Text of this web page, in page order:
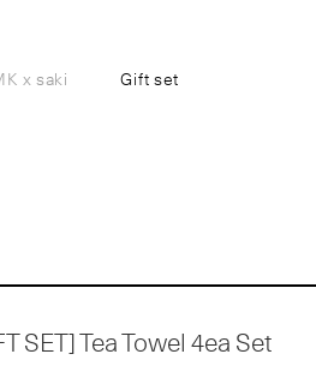
x saki Gift set
SET] Tea Towel 4ea Set